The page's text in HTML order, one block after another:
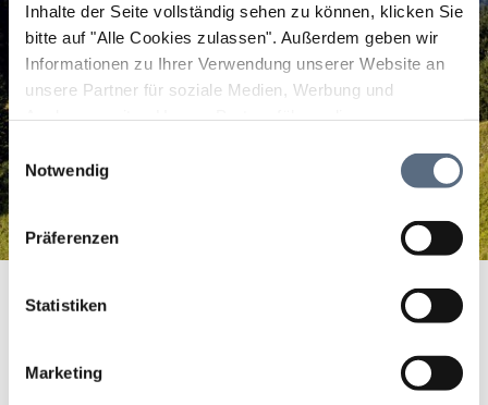
Inhalte der Seite vollständig sehen zu können, klicken Sie
bitte auf "Alle Cookies zulassen". Außerdem geben wir
Informationen zu Ihrer Verwendung unserer Website an
unsere Partner für soziale Medien, Werbung und
zusammen, die Sie ihnen bereitgestellt haben oder die
sie im Rahmen Ihrer Nutzung der Dienste gesammelt
Einwilligungsauswahl
Notwendig
Präferenzen
Statistiken
Marketing
Bella Italia im Bierhäusl